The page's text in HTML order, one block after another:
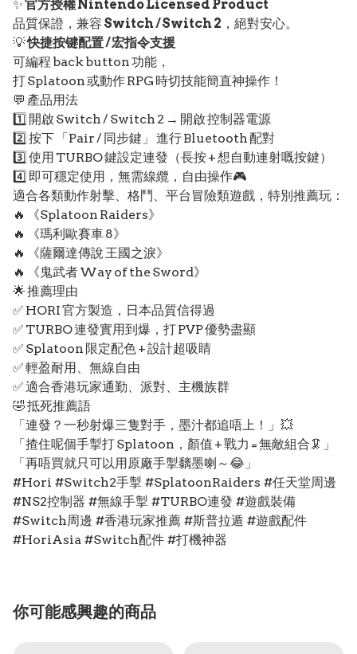
✨官方授權 Nintendo Licensed Product
品質保證，兼容 Switch / Switch 2 ，絕對安心。
💡快捷按键配置 / 宏指令支援
可編程 back button 功能，
打 Splatoon 或動作 RPG 時切技能簡直神操作！
💬 產品用法
1️⃣ 開啟 Switch / Switch 2 → 開啟 控制器電源
2️⃣ 按下 「Pair / 同步鍵」 進行 Bluetooth 配對
3️⃣ 使用 TURBO 鍵設定連發（長按 + 想自動連射嘅按鍵）
4️⃣ 即可穩定使用，無需線纜，自由操作🎮
適合各類動作射擊、格鬥、平台冒險類遊戲，特別推薦玩：
🔥 《Splatoon Raiders》
🔥 《瑪利歐賽車 8》
🔥 《薩爾達傳說 王國之淚》
🔥 《鬼武者 Way of the Sword》
🌟 推薦理由
✅ HORI 官方製造，日本品質信得過
✅ TURBO 連發實用到爆，打 PVP 優勢盡顯
✅ Splatoon 限定配色 + 設計超吸睛
✅ 輕盈耐用、無線自由
✅ 適合香港玩家通勤、派對、主機族群
🤣 抵死推薦語
「連發？一秒射爆三隻對手，墨汁都追唔上！」💥
「揸住呢個手掣打 Splatoon，顏值 + 戰力 = 無敵組合🦑」
「再唔買就只可以用原廠手掣黐墨喇～😂」
#Hori #Switch2手掣 #SplatoonRaiders #任天堂周邊
#NS2控制器 #無線手掣 #TURBO連發 #遊戲裝備
#Switch周邊 #香港玩家推薦 #斯普拉遁 #遊戲配件
#HoriAsia #Switch配件 #打機神器
你可能感興趣的商品